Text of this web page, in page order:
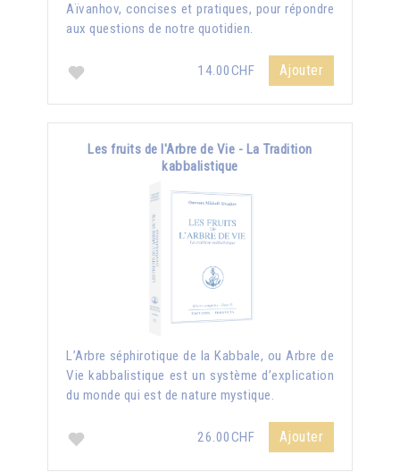
Aïvanhov, concises et pratiques, pour répondre
aux questions de notre quotidien.
14.00CHF Ajouter
Les fruits de l'Arbre de Vie - La Tradition
kabbalistique
L’Arbre séphirotique de la Kabbale, ou Arbre de
Vie kabbalistique est un système d’explication
du monde qui est de nature mystique.
26.00CHF Ajouter